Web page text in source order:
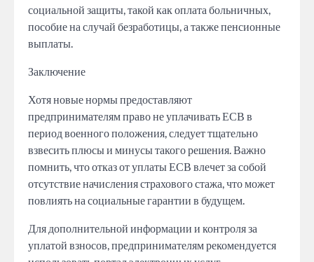
социальной защиты, такой как оплата больничных,
пособие на случай безработицы, а также пенсионные
выплаты.
Заключение
Хотя новые нормы предоставляют
предпринимателям право не уплачивать ЕСВ в
период военного положения, следует тщательно
взвесить плюсы и минусы такого решения. Важно
помнить, что отказ от уплаты ЕСВ влечет за собой
отсутствие начисления страхового стажа, что может
повлиять на социальные гарантии в будущем.
Для дополнительной информации и контроля за
уплатой взносов, предпринимателям рекомендуется